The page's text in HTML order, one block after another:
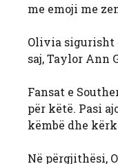
me emoji me
Olivia sigurisht
saj, Taylor Ann
Fansat e
për këtë. Pasi
këmbë dhe
Në përgjithësi,